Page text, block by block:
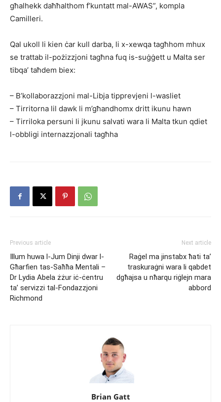
għalhekk daħħalthom f’kuntatt mal-AWAS”, kompla
Camilleri.
Qal ukoll li kien ċar kull darba, li x-xewqa tagħhom mhux
se trattab il-pożizzjoni tagħna fuq is-suġġett u Malta ser
tibqa’ taħdem biex:
– B’kollaborazzjoni mal-Libja tipprevjeni l-wasliet
– Tirritorna lil dawk li m’għandhomx dritt ikunu hawn
– Tirriloka persuni li jkunu salvati wara li Malta tkun qdiet
l-obbligi internazzjonali tagħha
Previous article
Illum huwa l-Jum Dinji dwar l-
Għarfien tas-Saħħa Mentali –
Dr Lydia Abela żżur iċ-ċentru
ta’ servizzi tal-Fondazzjoni
Richmond
Next article
Raġel ma jinstabx ħati ta’
traskuraġni wara li qabdet
dgħajsa u nħarqu riġlejn mara
abbord
Brian Gatt